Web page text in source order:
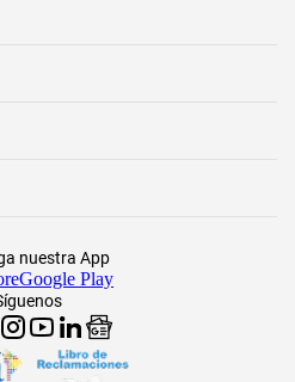
nuestra App
Google Play